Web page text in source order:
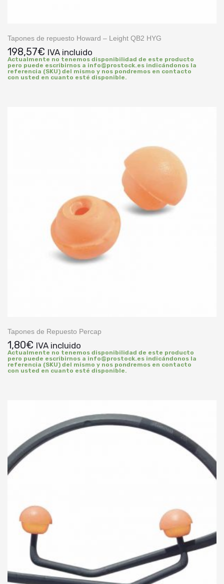
Tapones de repuesto Howard – Leight QB2 HYG
198,57€ IVA incluido
Actualmente no tenemos disponibilidad de este producto
pero puede escribirnos a info@prostock.es indicándonos la
referencia (SKU) del mismo y nos pondremos en contacto
con usted en cuanto esté disponible.
Tapones de Repuesto Percap
1,80€ IVA incluido
Actualmente no tenemos disponibilidad de este producto
pero puede escribirnos a info@prostock.es indicándonos la
referencia (SKU) del mismo y nos pondremos en contacto
con usted en cuanto esté disponible.